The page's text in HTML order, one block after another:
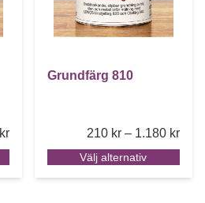
krPrice range: 290 kr through 6.670
Grundfärg 810
210 kr – 1.180 kr
Välj alternativ